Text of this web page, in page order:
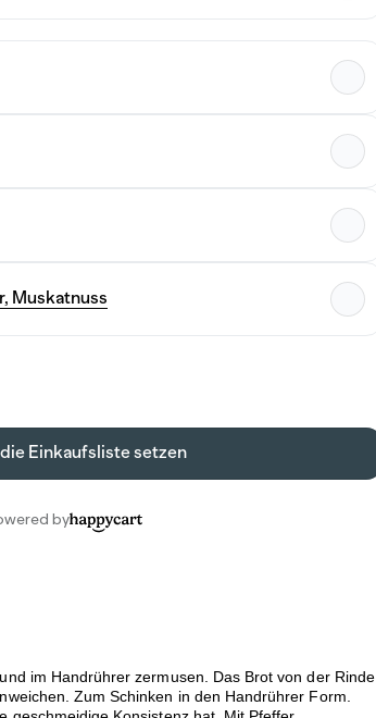
im Handrührer zermusen. Das Brot von der Rinde
Zum Schinken in den Handrührer Form.